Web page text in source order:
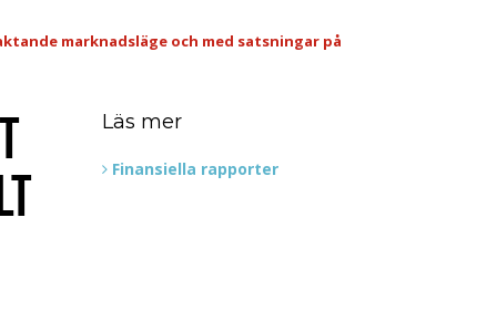
marknadsläge och med satsningar på
Läs mer
Finansiella rapporter